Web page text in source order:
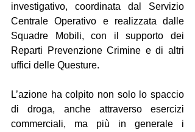
investigativo, coordinata dal Servizio
Centrale Operativo e realizzata dalle
Squadre Mobili, con il supporto dei
Reparti Prevenzione Crimine e di altri
uffici delle Questure.
L’azione ha colpito non solo lo spaccio
di droga, anche attraverso esercizi
commerciali, ma più in generale i